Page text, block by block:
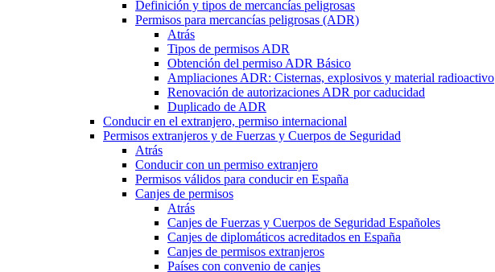
Definición y tipos de mercancías peligrosas
Permisos para mercancías peligrosas (ADR)
Atrás
Tipos de permisos ADR
Obtención del permiso ADR Básico
Ampliaciones ADR: Cisternas, explosivos y material radioactivo
Renovación de autorizaciones ADR por caducidad
Duplicado de ADR
Conducir en el extranjero, permiso internacional
Permisos extranjeros y de Fuerzas y Cuerpos de Seguridad
Atrás
Conducir con un permiso extranjero
Permisos válidos para conducir en España
Canjes de permisos
Atrás
Canjes de Fuerzas y Cuerpos de Seguridad Españoles
Canjes de diplomáticos acreditados en España
Canjes de permisos extranjeros
Países con convenio de canjes